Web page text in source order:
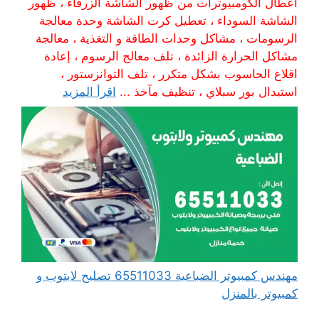
الشاشة السوداء ، تعطيل كرت الشاشة وحدة معالجة
الرسومات ، مشاكل وحدات الطاقة و التغذية ، معالجة
مشاكل الحرارة الزائدة ، تلف معالج الرسوم ، إعادة
اقلاع الحاسوب بشكل متكرر ، تلف التوانزستور ،
استبدال بور سبلاي ، تنظيف مآخذ ... اقرأ المزيد
مهندس كمبيوتر الضباعية 65511033 تصليح لابتوب و
كمبيوتر بالمنزل